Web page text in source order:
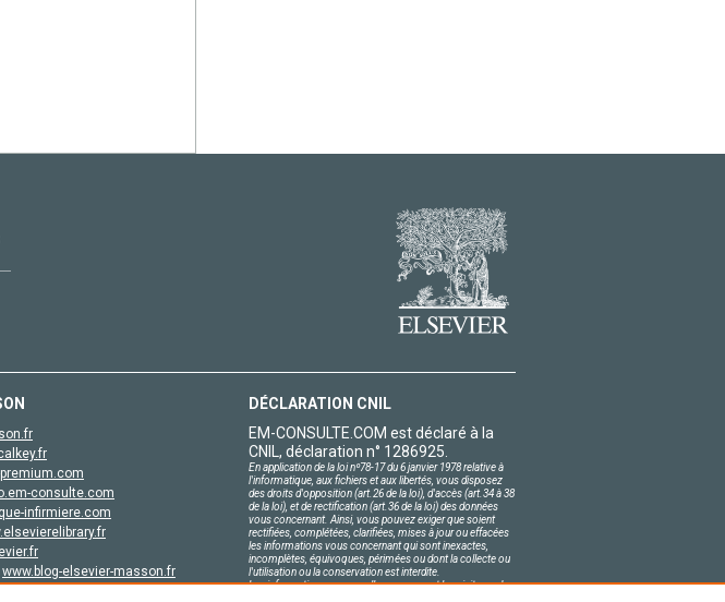
consulte.com
infirmiere.com
www.blog-elsevier-masson.fr
DÉCLARATION CNIL
EM-CONSULTE.COM est déclaré à la
CNIL, déclaration n° 1286925.
En application de la loi nº78-17 du 6 janvier 1978 relative à
l'informatique, aux fichiers et aux libertés, vous disposez
des droits d'opposition (art.26 de la loi), d'accès (art.34 à 38
de la loi), et de rectification (art.36 de la loi) des données
vous concernant. Ainsi, vous pouvez exiger que soient
rectifiées, complétées, clarifiées, mises à jour ou effacées
les informations vous concernant qui sont inexactes,
incomplètes, équivoques, périmées ou dont la collecte ou
l'utilisation ou la conservation est interdite.
Les informations personnelles concernant les visiteurs de